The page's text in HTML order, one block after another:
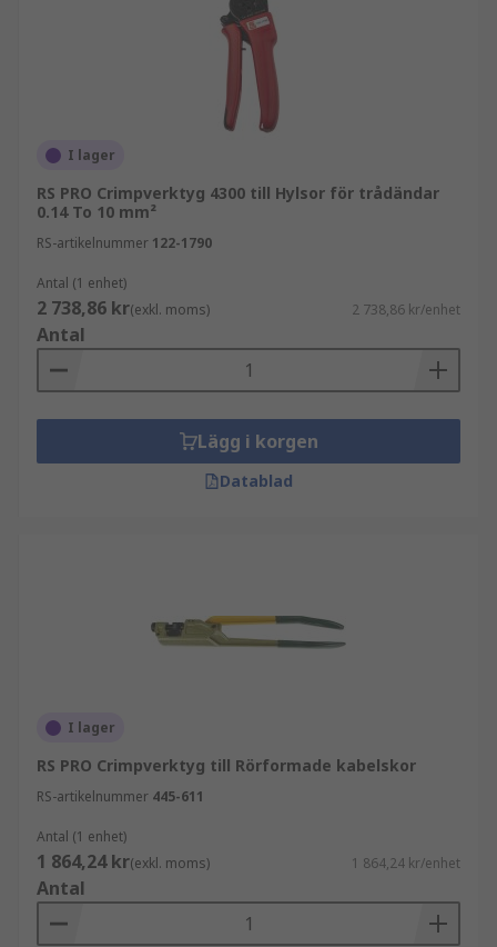
I lager
RS PRO Crimpverktyg 4300 till Hylsor för trådändar
0.14 To 10 mm²
RS-artikelnummer 122-1790
Antal (1 enhet)
2 738,86 kr(exkl. moms) 2 738,86 kr/enhet
Antal
Lägg i korgen
Datablad
I lager
RS PRO Crimpverktyg till Rörformade kabelskor
RS-artikelnummer 445-611
Antal (1 enhet)
1 864,24 kr(exkl. moms) 1 864,24 kr/enhet
Antal